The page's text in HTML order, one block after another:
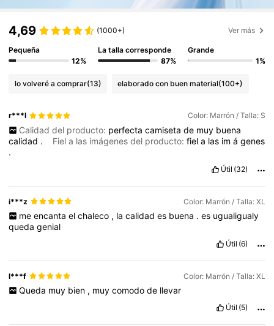
4,69 (1000+) Ver más
Pequeña
12%
La talla corresponde
87%
Grande
1%
lo volveré a comprar(13) elaborado con buen material(100+)
r***l Color: Marrón / Talla: S
Calidad del producto: perfecta camiseta de muy buena
calidad . Fiel a las imágenes del producto:fiela las imágenes
.
Útil (32)
i***z Color: Marrón / Talla: XL
me encanta el chaleco , la calidad es buena . es ugualigualy
quedagenial
Útil (6)
l***f Color: Marrón / Talla: XL
Queda muy bien , muy comodo de llevar
Útil (5)